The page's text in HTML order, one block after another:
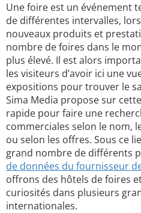
Une foire est un événement
de différentes intervalles,
nouveaux produits et
nombre de foires dans le
plus élevé. Il est alors
les visiteurs d’avoir ici une
expositions pour trouver le
Sima Media propose sur
rapide pour faire une
commerciales selon le nom,
ou selon les offres. Sous ce
grand nombre de différents
de données du fournisseur
offrons des hôtels de foires
curiosités dans plusieurs
internationales.